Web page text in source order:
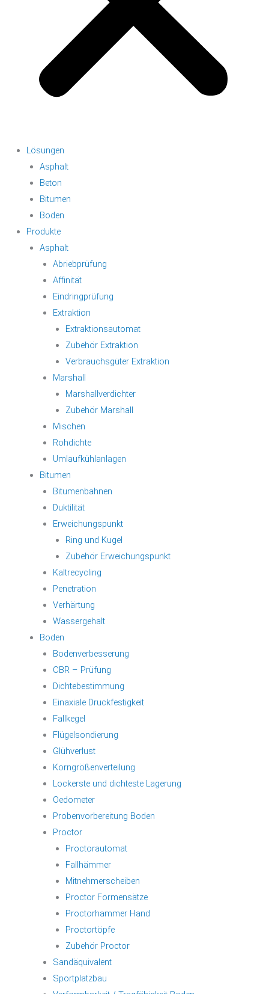
Lösungen
Asphalt
Beton
Bitumen
Boden
Produkte
Asphalt
Abriebprüfung
Affinität
Eindringprüfung
Extraktion
Extraktionsautomat
Zubehör Extraktion
Verbrauchsgüter Extraktion
Marshall
Marshallverdichter
Zubehör Marshall
Mischen
Rohdichte
Umlaufkühlanlagen
Bitumen
Bitumenbahnen
Duktilität
Erweichungspunkt
Ring und Kugel
Zubehör Erweichungspunkt
Kaltrecycling
Penetration
Verhärtung
Wassergehalt
Boden
Bodenverbesserung
CBR – Prüfung
Dichtebestimmung
Einaxiale Druckfestigkeit
Fallkegel
Flügelsondierung
Glühverlust
Korngrößenverteilung
Lockerste und dichteste Lagerung
Oedometer
Probenvorbereitung Boden
Proctor
Proctorautomat
Fallhämmer
Mitnehmerscheiben
Proctor Formensätze
Proctorhammer Hand
Proctortöpfe
Zubehör Proctor
Sandäquivalent
Sportplatzbau